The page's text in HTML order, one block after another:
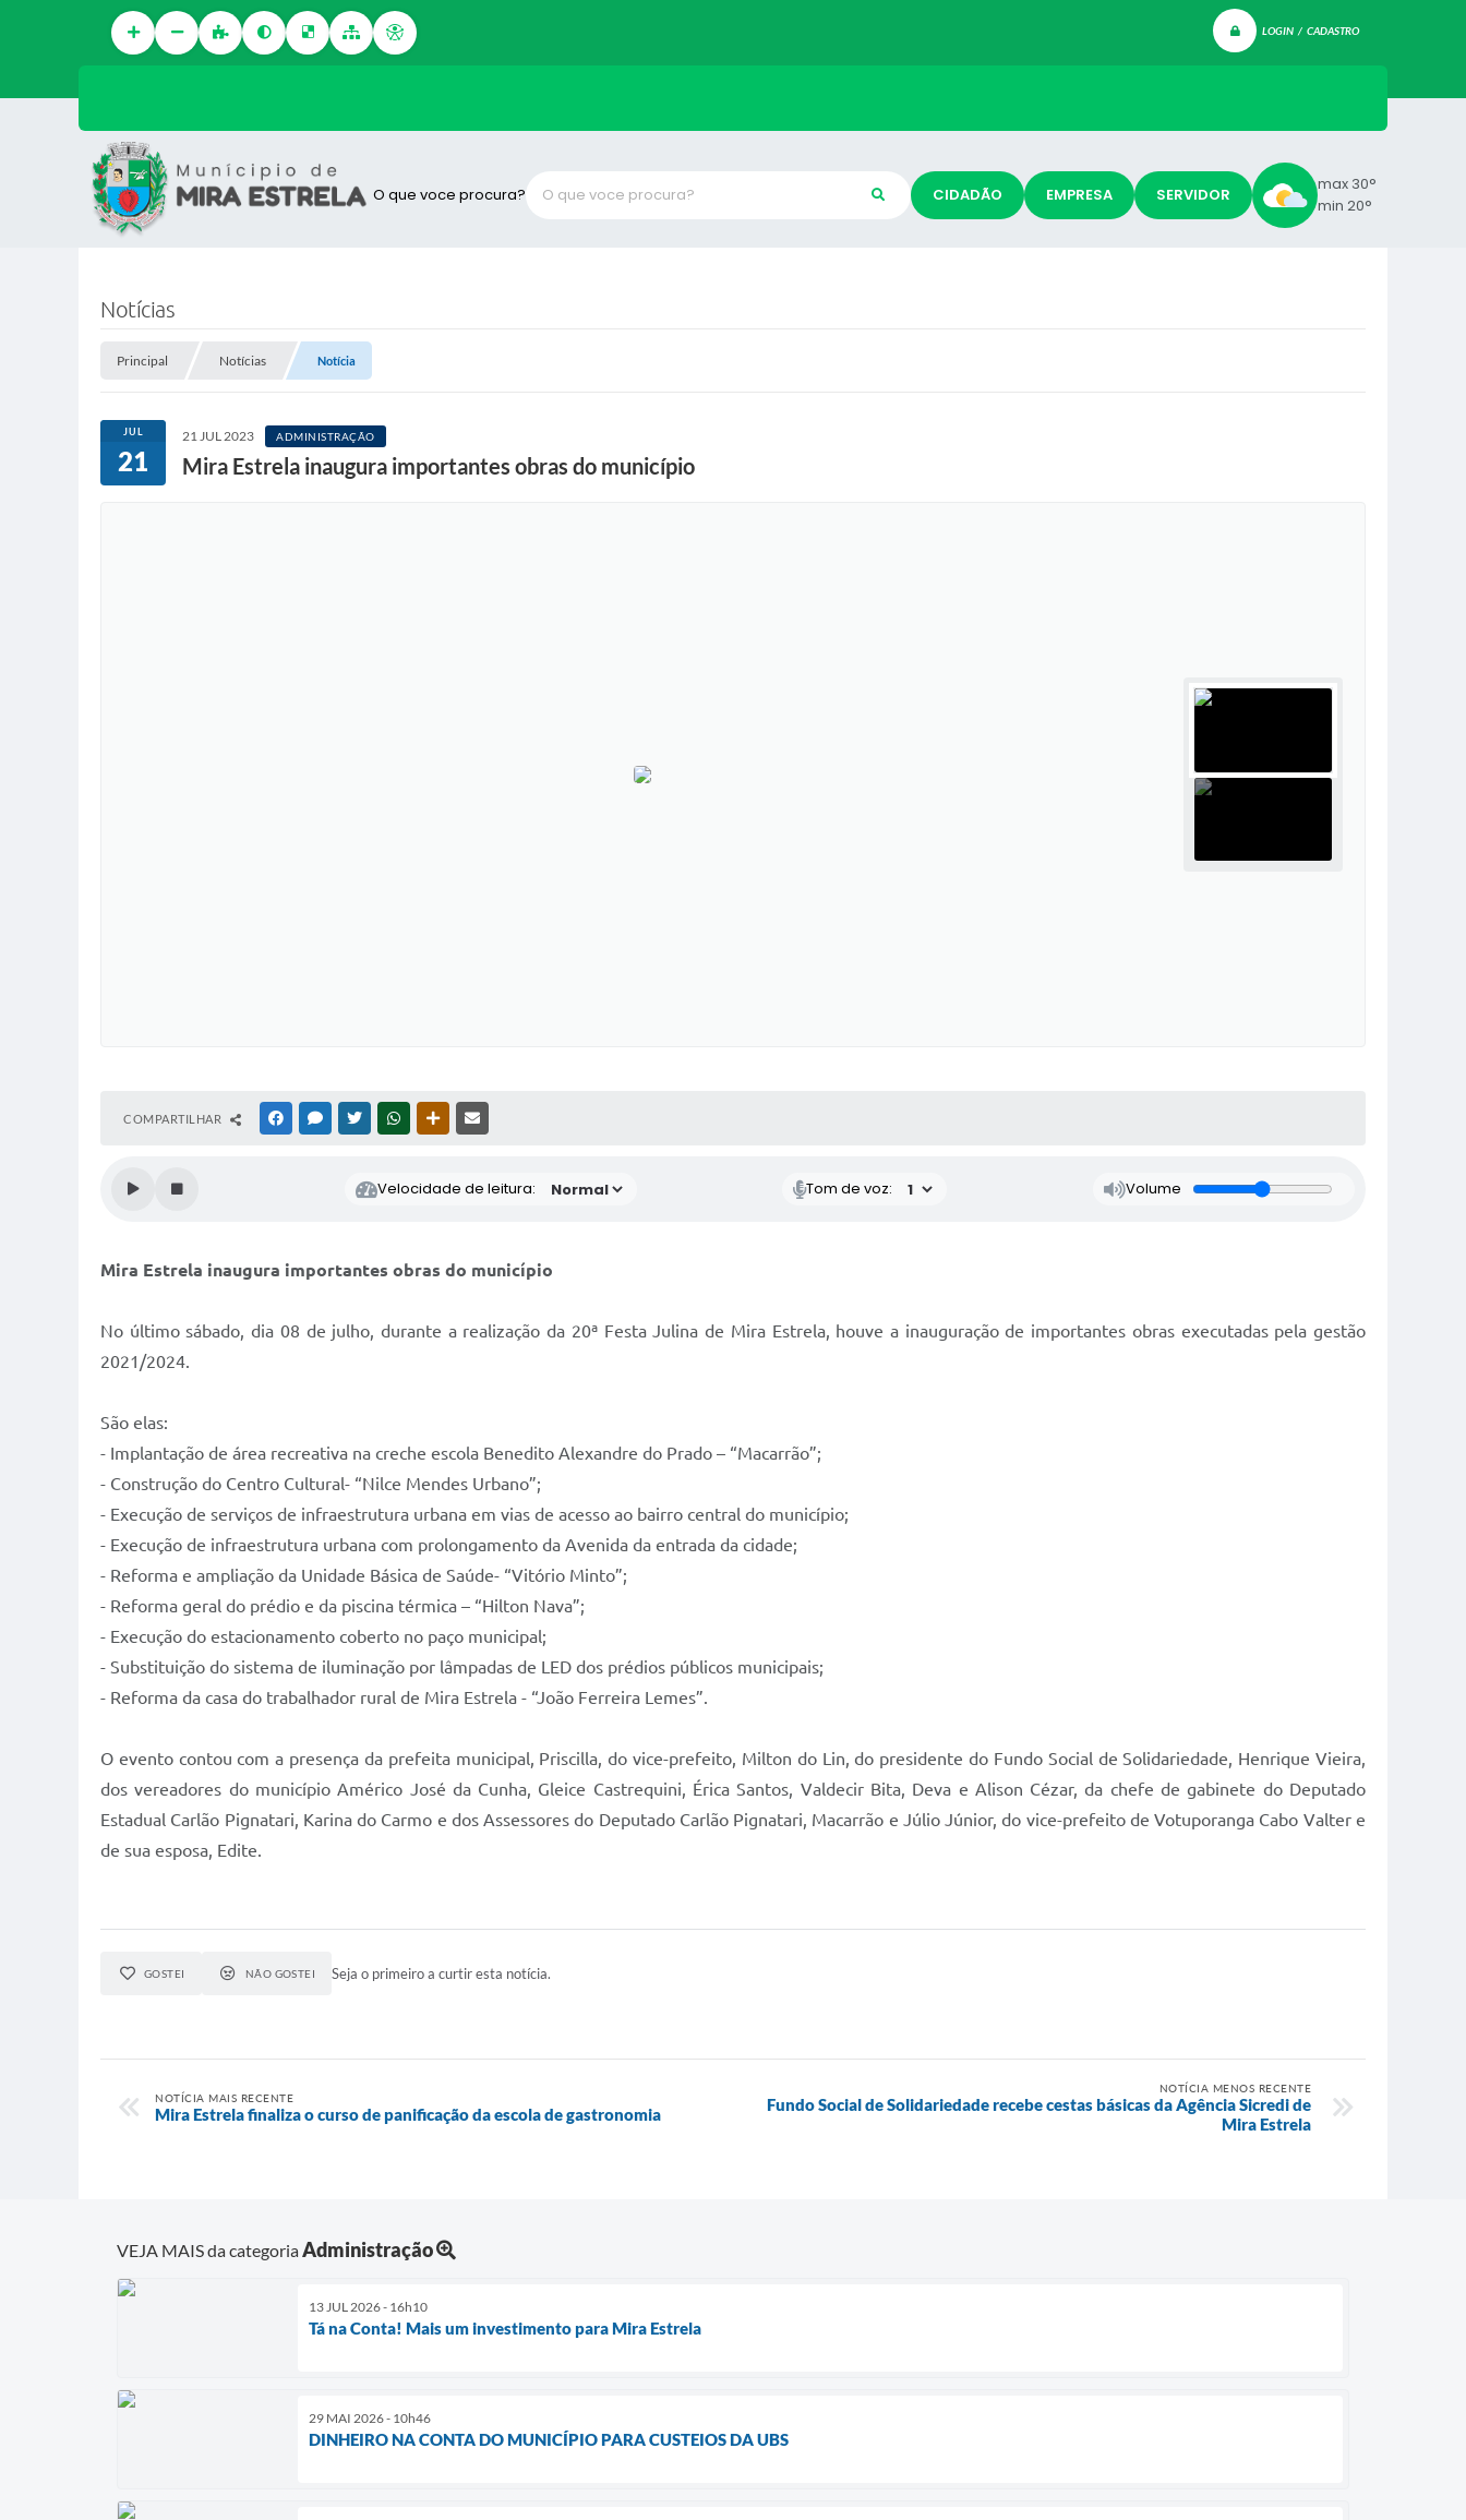
LOGIN / CADASTRO
O que voce procura? CIDADÃO EMPRESA SERVIDOR
max 30°
min 20°
Notícias
Principal Notícias Notícia
JUL
21
21 JUL 2023 ADMINISTRAÇÃO
Mira Estrela inaugura importantes obras do município
COMPARTILHAR FACEBOOKMESSENGER
TWITTERWHATSAPPOUTRAS MÍDIAS
Velocidade de leitura: Tom de voz: Volume
Mira Estrela inaugura importantes obras do município
No último sábado, dia 08 de julho, durante a realização da 20ª Festa Julina de Mira Estrela, houve a inauguração de importantes obras executadas pela gestão
2021/2024.
São elas:
- Implantação de área recreativa na creche escola Benedito Alexandre do Prado – “Macarrão”;
- Construção do Centro Cultural- “Nilce Mendes Urbano”;
- Execução de serviços de infraestrutura urbana em vias de acesso ao bairro central do município;
- Execução de infraestrutura urbana com prolongamento da Avenida da entrada da cidade;
- Reforma e ampliação da Unidade Básica de Saúde- “Vitório Minto”;
- Reforma geral do prédio e da piscina térmica – “Hilton Nava”;
- Execução do estacionamento coberto no paço municipal;
- Substituição do sistema de iluminação por lâmpadas de LED dos prédios públicos municipais;
- Reforma da casa do trabalhador rural de Mira Estrela - “João Ferreira Lemes”.
O evento contou com a presença da prefeita municipal, Priscilla, do vice-prefeito, Milton do Lin, do presidente do Fundo Social de Solidariedade, Henrique Vieira,
dos vereadores do município Américo José da Cunha, Gleice Castrequini, Érica Santos, Valdecir Bita, Deva e Alison Cézar, da chefe de gabinete do Deputado
Estadual Carlão Pignatari, Karina do Carmo e dos Assessores do Deputado Carlão Pignatari, Macarrão e Júlio Júnior, do vice-prefeito de Votuporanga Cabo Valter e
de sua esposa, Edite.
GOSTEI NÃO GOSTEI Seja o primeiro a curtir esta notícia.
NOTÍCIA MAIS RECENTE
Mira Estrela finaliza o curso de panificação da escola de gastronomia
NOTÍCIA MENOS RECENTE
Fundo Social de Solidariedade recebe cestas básicas da Agência Sicredi de
Mira Estrela
VEJA MAIS da categoriaAdministração
13 JUL 2026 - 16h10
Tá na Conta! Mais um investimento para Mira Estrela
29 MAI 2026 - 10h46
DINHEIRO NA CONTA DO MUNICÍPIO PARA CUSTEIOS DA UBS